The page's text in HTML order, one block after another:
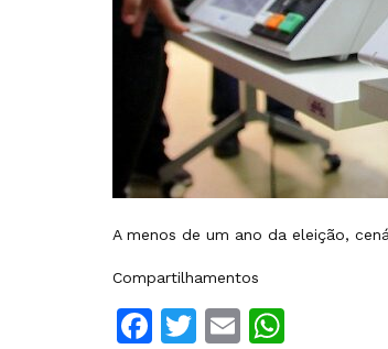
A menos de um ano da eleição,
Compartilhamentos
Facebook
Twitter
Email